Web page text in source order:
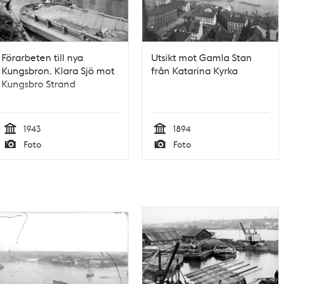
Förarbeten till nya
Kungsbron. Klara Sjö mot
Kungsbro Strand
Tid
1943
Typ
Foto
Utsikt mot Gamla Stan
från Katarina Kyrka
Tid
1894
Typ
Foto